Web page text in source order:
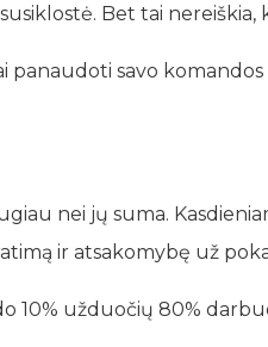
Bet tai nereiškia,
panaudoti savo komandos
nei jų suma.
ir atsakomybę už
užduočių 80%